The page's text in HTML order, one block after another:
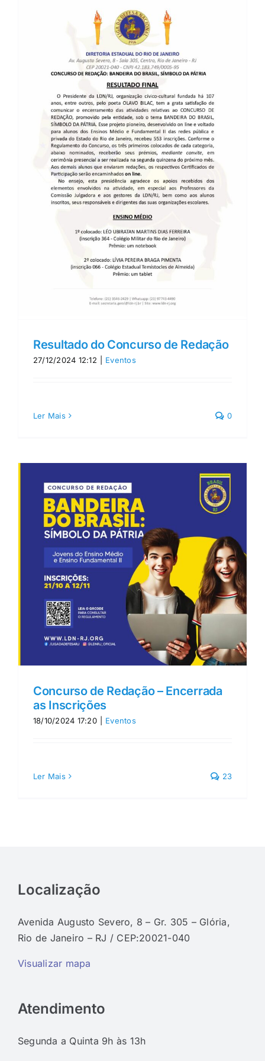
Resultado do Concurso de Redação
27/12/2024 12:12 Eventos
Ler Mais 0
Concurso de Redação – Encerrada
as Inscrições
18/10/2024 17:20 Eventos
Ler Mais 23
Localização
Avenida Augusto Severo, 8 – Gr. 305 – Glória,
Rio de Janeiro – RJ / CEP:20021-040
Visualizar mapa
Atendimento
Segunda a Quinta 9h às 13h